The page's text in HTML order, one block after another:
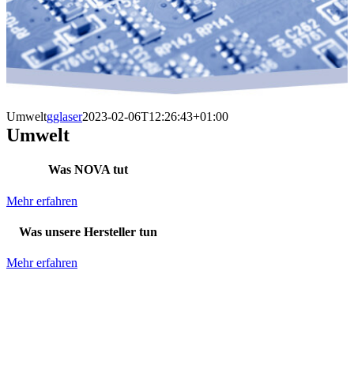
Umweltgglaser2023-02-06T12:26:43+01:00
Umwelt
Was NOVA tut
Mehr erfahren
Was unsere Hersteller tun
Mehr erfahren